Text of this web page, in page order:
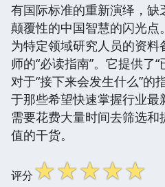
有国际标准的重新演绎，缺
颠覆性的中国智慧的闪光
为特定领域研究人员的资
师的“必读指南”。它提供了
对于“接下来会发生什么”的
于那些希望快速掌握行业
需要花费大量时间去筛选
值的干货。
评分☆☆☆☆☆